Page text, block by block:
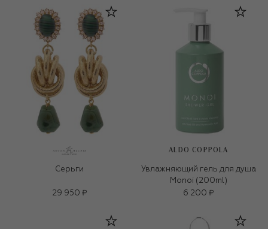
Серьги
29 950 ₽
ALDO COPPOLA
Увлажняющий гель для душа
Monoi (200ml)
6 200 ₽